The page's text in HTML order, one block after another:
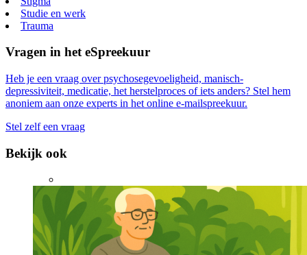
Studie en werk
Trauma
Vragen in het eSpreekuur
Heb je een vraag over psychosegevoeligheid, manisch-
depressiviteit, medicatie, het herstelproces of iets anders? Stel hem
anoniem aan onze experts in het online e-mailspreekuur.
Stel zelf een vraag
Bekijk ook